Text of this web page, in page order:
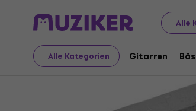
Alle
Alle Kategorien Gitarren
Musikinstrumente Licht Zubehör